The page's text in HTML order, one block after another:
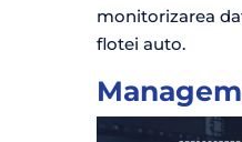
monitorizarea
flotei auto.